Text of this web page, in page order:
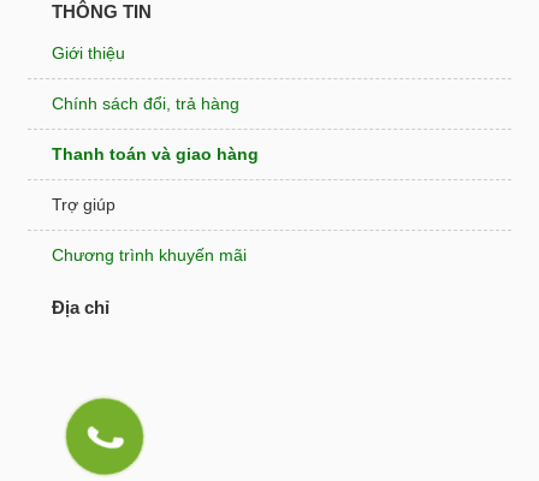
THÔNG TIN
Giới thiệu
Chính sách đổi, trả hàng
Thanh toán và giao hàng
Trợ giúp
Chương trình khuyến mãi
Địa chỉ